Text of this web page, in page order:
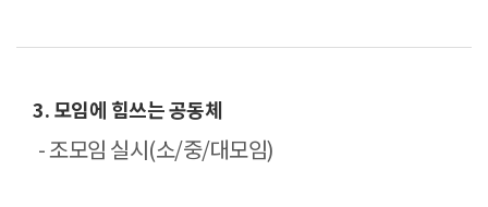
3. 모임에 힘쓰는 공동체
- 조모임 실시(소/중/대모임)